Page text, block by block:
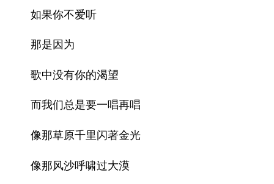
如果你不爱听
那是因为
歌中没有你的渴望
而我们总是要一唱再唱
像那草原千里闪著金光
像那风沙呼啸过大漠